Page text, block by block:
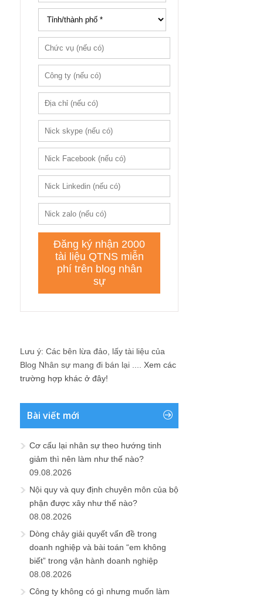
Lưu ý: Các bên lừa đảo, lấy tài liệu của
Blog Nhân sự mang đi bán lại .... Xem các
trường hợp khác ở đây!
Bài viết mới
Cơ cấu lại nhân sự theo hướng tinh
giảm thì nên làm như thế nào?
09.08.2026
Nội quy và quy định chuyên môn của bộ
phận được xây như thế nào?
08.08.2026
Dòng chảy giải quyết vấn đề trong
doanh nghiệp và bài toán “em không
biết” trong vận hành doanh nghiệp
08.08.2026
Công ty không có gì nhưng muốn làm